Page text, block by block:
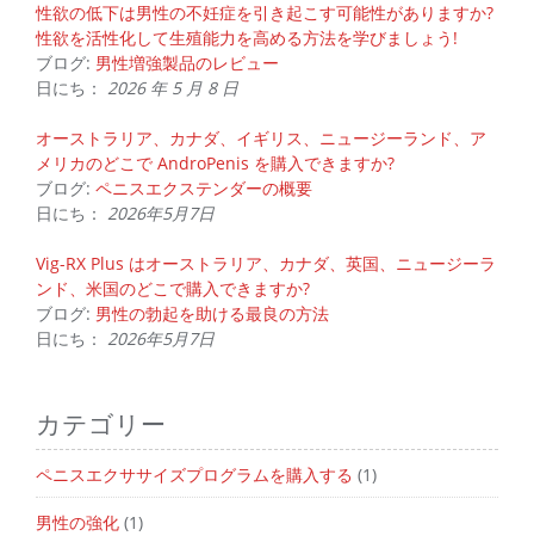
性欲の低下は男性の不妊症を引き起こす可能性がありますか?
性欲を活性化して生殖能力を高める方法を学びましょう!
ブログ: 男性増強製品のレビュー
日にち： 2026 年 5 月 8 日
オーストラリア、カナダ、イギリス、ニュージーランド、ア
メリカのどこで AndroPenis を購入できますか?
ブログ: ペニスエクステンダーの概要
日にち： 2026年5月7日
Vig-RX Plus はオーストラリア、カナダ、英国、ニュージーラ
ンド、米国のどこで購入できますか?
ブログ: 男性の勃起を助ける最良の方法
日にち： 2026年5月7日
カテゴリー
ペニスエクササイズプログラムを購入する (1)
男性の強化 (1)